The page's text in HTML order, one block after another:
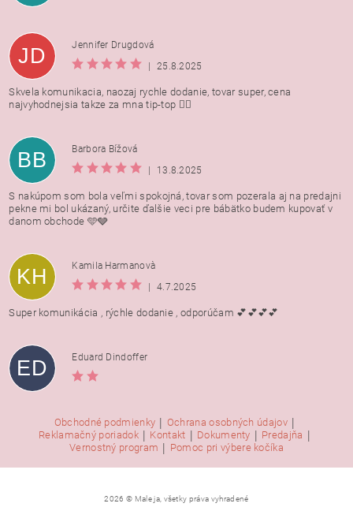
JD
Jennifer Drugdová
|
25.8.2025
Skvela komunikacia, naozaj rychle dodanie, tovar super, cena
najvyhodnejsia takze za mna tip-top 👍🏻
BB
Barbora Bížová
|
13.8.2025
S nakúpom som bola veľmi spokojná, tovar som pozerala aj na predajni
pekne mi bol ukázaný, určite ďalšie veci pre bábätko budem kupovať v
danom obchode 🩵🩶
KH
Kamila Harmanovà
|
4.7.2025
Super komunikácia , rýchle dodanie , odporúčam 💕💕💕💕
ED Eduard Dindoffer
Obchodné podmienky | Ochrana osobných údajov |
Reklamačný poriadok | Kontakt | Dokumenty | Predajňa |
Vernostný program | Pomoc pri výbere kočíka
2026 © Male ja, všetky práva vyhradené